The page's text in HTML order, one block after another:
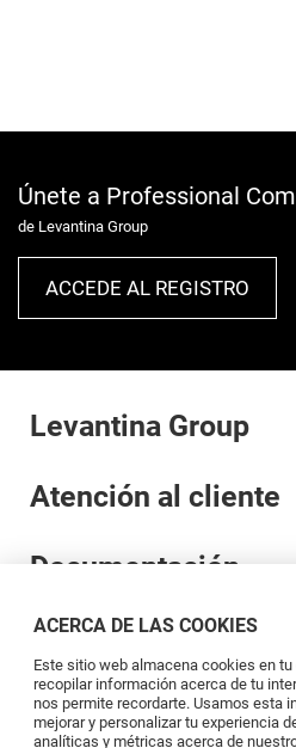
Únete a Professional
de Levantina Group
ACCEDE AL REGISTRO
ACERCA DE LAS COOKIES
Este sitio web almacena cookies en
recopilar información acerca de tu
nos permite recordarte. Usamos esta
mejorar y personalizar tu experiencia
analíticas y métricas acerca de
Levantina Group
Atención al cliente
Documentación
Marcas
Profesionales